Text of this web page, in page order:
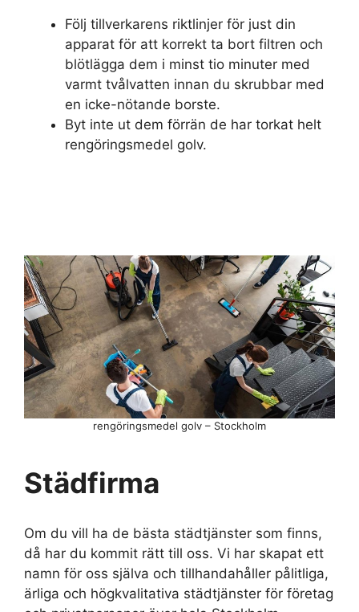
Följ tillverkarens riktlinjer för just din
apparat för att korrekt ta bort filtren och
blötlägga dem i minst tio minuter med
varmt tvålvatten innan du skrubbar med
en icke-nötande borste.
Byt inte ut dem förrän de har torkat helt
rengöringsmedel golv.
Städfirma
Om du vill ha de bästa städtjänster som finns,
då har du kommit rätt till oss. Vi har skapat ett
namn för oss själva och tillhandahåller pålitliga,
ärliga och högkvalitativa städtjänster för företag
rengöringsmedel golv – Stockholm